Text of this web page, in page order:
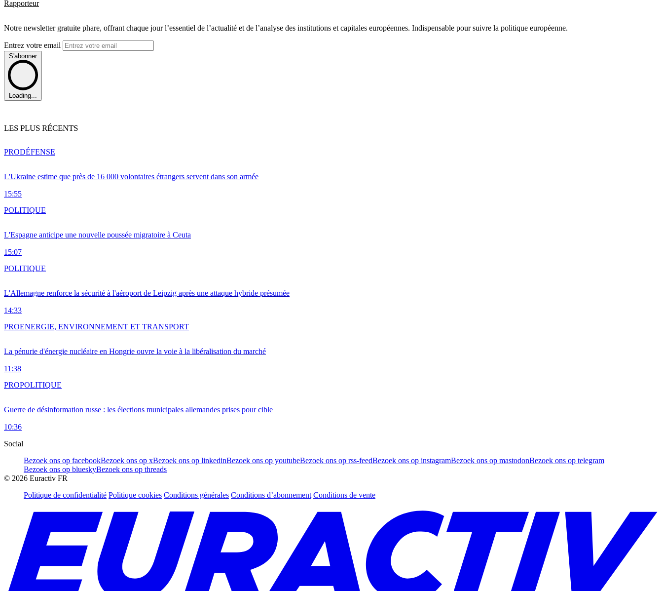
Rapporteur
Notre newsletter gratuite phare, offrant chaque jour l’essentiel de l’actualité et de l’analyse des institutions et capitales européennes. Indispensable pour suivre la politique européenne.
Entrez votre email
S'abonner
Loading...
LES PLUS RÉCENTS
L'Ukraine estime que près de 16 000 volontaires étrangers servent dans son armée
15:55
PRODÉFENSE
L'Espagne anticipe une nouvelle poussée migratoire à Ceuta
15:07
POLITIQUE
L'Allemagne renforce la sécurité à l'aéroport de Leipzig après une attaque hybride présumée
14:33
POLITIQUE
La pénurie d'énergie nucléaire en Hongrie ouvre la voie à la libéralisation du marché
11:38
PROENERGIE, ENVIRONNEMENT ET TRANSPORT
Guerre de désinformation russe : les élections municipales allemandes prises pour cible
10:36
PROPOLITIQUE
Social
Bezoek ons op facebookBezoek ons op xBezoek ons op linkedinBezoek ons op youtubeBezoek ons op rss-feedBezoek ons op instagramBezoek ons op mastodonBezoek ons op telegram
Bezoek ons op blueskyBezoek ons op threads
© 2026 Euractiv FR
Politique de confidentialité Politique cookies Conditions générales Conditions d’abonnement Conditions de vente